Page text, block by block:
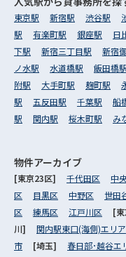
東京駅 新宿駅 渋谷駅
駅
有楽町駅 銀座駅 日
下駅
新宿三丁目駅 新宿
ノ水駅
水道橋駅 飯田橋駅
附駅
大手町駅 麹町駅
駅
五反田駅 千葉駅 船
駅
関内駅 桜木町駅 み
物件アーカイブ
[東京23区] 千代田区 中
区
目黒区 中野区 世田
区
練馬区 江戸川区 [
川] 関内駅東口(海側)エリア
市
[埼玉] 春日部･越谷エ